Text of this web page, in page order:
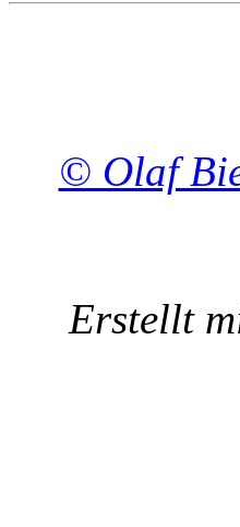
© Olaf
Erstellt